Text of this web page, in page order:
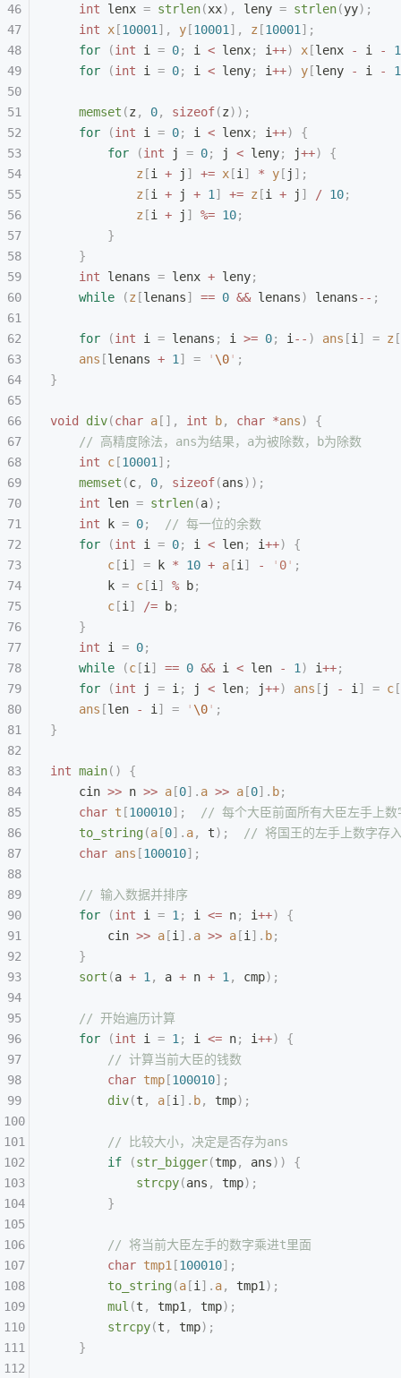
    int
lenx = strlen(xx), leny = strlen(yy);
    int
x [10001 ], y [10001 ], z [10001 ];
    for
(int i = 0; i < lenx; i++) x [lenx - i -
1
    for
(int i = 0; i < leny; i++) y [leny - i - 1
    memset
(z , 0, sizeof(z));
    for
(int i = 0; i < lenx; i++)
{
        for
(int j = 0; j < leny; j++)
{
            z
[i + j ] += x [i ] * y [ j ];
            z
[i + j + 1 ] += z [i + j ] / 10;
            z
[i + j ] %= 10;
        }
    }
    int
lenans = lenx + leny;
    while
(z [lenans] == 0 && lenans) lenans-- ;
    for
(int i = lenans ; i >= 0; i -- ) ans [i ] = z [
    ans
[lenans + 1 ] = ' \0' ;
}
void div(char a [], int b, char *ans)
{
    // 高精度除法，ans为结果，a为被除数，b为除数
    int
c [10001 ];
    memset
(c, 0, sizeof(ans));
    int
len = strlen(a);
    int
k = 0;
  // 每一位的余数
    for
(int i = 0; i < len; i++)
{
        c
[i ] = k * 10 + a [i ] - ' 0' ;
        k
= c [i ] % b;
        c
[i ] /= b;
    }
    int
i = 0;
    while
(c [i ] == 0 && i < len - 1 ) i++;
    for
(int j = i ; j < len; j++) ans [ j - i ] = c [
    ans
[len - i ] = ' \0' ;
}
int main()
{
    cin
>> n >> a [0]. a >> a [0]. b;
    char
t [100010];
// 每个大臣前面所有大臣左手上数
    to_string
(a [0]. a, t);
// 将国王的左手上数字存
    char
ans [100010];
    // 输入数据并排序
    for
(int i = 1 ; i <= n; i++)
{
        cin
>> a [i ]. a >> a [i ]. b;
    }
    sort
(a + 1 , a + n + 1 , cmp);
    // 开始遍历计算
    for
(int i = 1 ; i <= n; i++)
{
        // 计算当前大臣的钱数
        char
tmp [100010];
        div
(t , a [i ]. b, tmp);
        // 比较大小，决定是否存为ans
        if
(str_bigger(tmp, ans))
{
            strcpy
(ans , tmp);
        }
        // 将当前大臣左手的数字乘进t里面
        char
tmp1 [100010];
        to_string
(a [i ]. a, tmp1 );
        mul
(t , tmp1 , tmp);
        strcpy
(t , tmp);
    }